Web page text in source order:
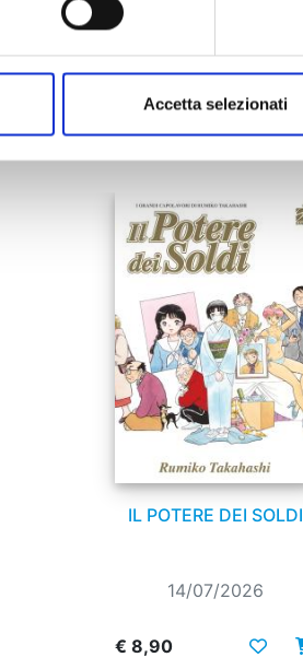
Accetta selezionati
IL POTERE DEI SOLDI
14/07/2026
€ 8,90